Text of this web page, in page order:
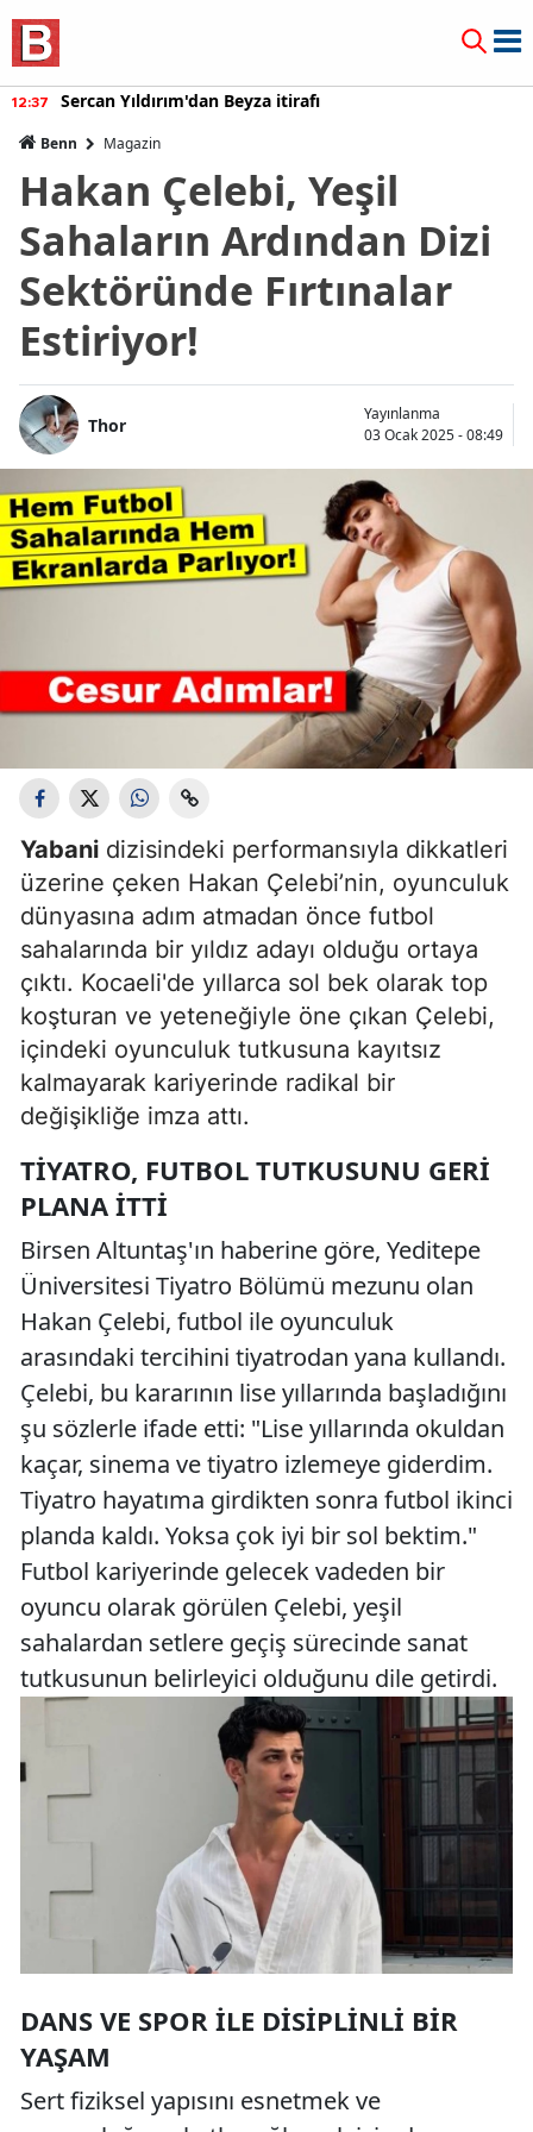
12:37 Sercan Yıldırım'dan Beyza itirafı
Benn Magazin
Hakan Çelebi, Yeşil
Sahaların Ardından Dizi
Sektöründe Fırtınalar
Estiriyor!
Thor
Yayınlanma
03 Ocak 2025 - 08:49
Yabani dizisindeki performansıyla dikkatleri
üzerine çeken Hakan Çelebi’nin, oyunculuk
dünyasına adım atmadan önce futbol
sahalarında bir yıldız adayı olduğu ortaya
çıktı. Kocaeli'de yıllarca sol bek olarak top
koşturan ve yeteneğiyle öne çıkan Çelebi,
içindeki oyunculuk tutkusuna kayıtsız
kalmayarak kariyerinde radikal bir
değişikliğe imza attı.
TIYATRO, FUTBOL TUTKUSUNU GERI
PLANA İTTI
Birsen Altuntaş'ın haberine göre, Yeditepe
Üniversitesi Tiyatro Bölümü mezunu olan
Hakan Çelebi, futbol ile oyunculuk
arasındaki tercihini tiyatrodan yana kullandı.
Çelebi, bu kararının lise yıllarında başladığını
şu sözlerle ifade etti: "Lise yıllarında okuldan
kaçar, sinema ve tiyatro izlemeye giderdim.
Tiyatro hayatıma girdikten sonra futbol ikinci
planda kaldı. Yoksa çok iyi bir sol bektim."
Futbol kariyerinde gelecek vadeden bir
oyuncu olarak görülen Çelebi, yeşil
sahalardan setlere geçiş sürecinde sanat
tutkusunun belirleyici olduğunu dile getirdi.
DANS VE SPOR ILE DISIPLINLI BIR
YAŞAM
Sert fiziksel yapısını esnetmek ve